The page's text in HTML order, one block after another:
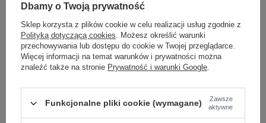
morski
ZALOGUJ SIĘ I ZOBACZ CENĘ
Masz pytanie? Chętnie pomożemy.
Dbamy o Twoją prywatność
Sklep korzysta z plików cookie w celu realizacji usług zgodnie z
Polityką dotyczącą cookies. Możesz określić warunki
przechowywania lub dostępu do cookie w Twojej przeglądarce.
Więcej informacji na temat warunków i prywatności można
znaleźć także na stronie Prywatność i warunki Google.
Funkcjonalne pliki cookie (wymagane)
Zawsze
aktywne